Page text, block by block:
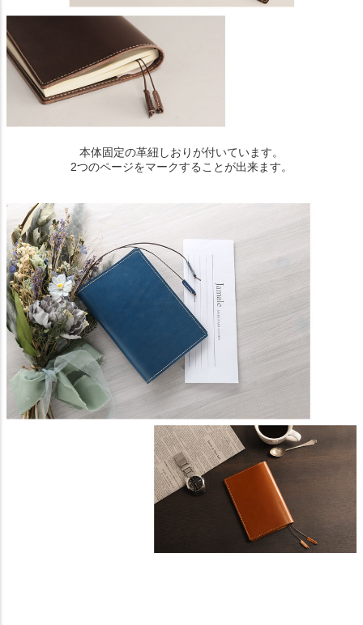
本体固定の革紐しおりが付いています。
2つのページをマークすることが出来ます。